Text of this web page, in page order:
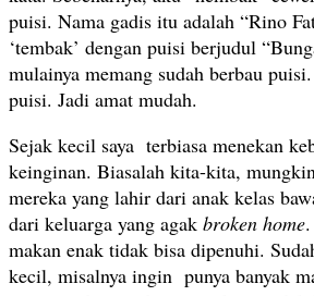
puisi. Nama gadis itu adalah “Rino
‘tembak’ dengan puisi berjudul
mulainya memang sudah berbau
puisi. Jadi amat mudah.
Sejak kecil saya terbiasa menekan
keinginan. Biasalah kita-kita,
mereka yang lahir dari anak kelas
dari keluarga yang agak broken home
makan enak tidak bisa dipenuhi.
kecil, misalnya ingin punya banyak